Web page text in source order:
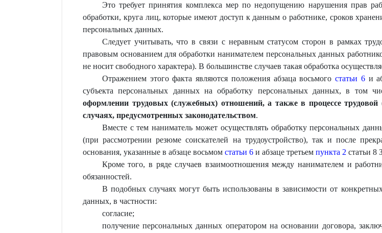
Это требует принятия комплекса мер по недопущению нарушения прав
обработки, круга лиц, которые имеют доступ к данным о работнике, сроков
персональных данных.
Следует учитывать, что в связи с неравным статусом сторон в рамках
правовым основанием для обработки нанимателем персональных данных
не носит свободного характера). В большинстве случаев такая обработка
Отражением этого факта являются положения абзаца восьмогостатьи 6и
субъекта персональных данных на обработку персональных данных, в том
оформлении трудовых (служебных) отношений, а также в процессе трудовой
случаях, предусмотренных законодательством.
Вместе с тем наниматель может осуществлять обработку персональных
(при рассмотрении резюме соискателей на трудоустройство), так и после
основания, указанные в абзаце восьмом статьи 6 и абзаце третьем пункта 2 статьи 8
Кроме того, в ряде случаев взаимоотношения между нанимателем и
обязанностей.
В подобных случаях могут быть использованы в зависимости от
данных, в частности:
согласие;
получение персональных данных оператором на основании договора,